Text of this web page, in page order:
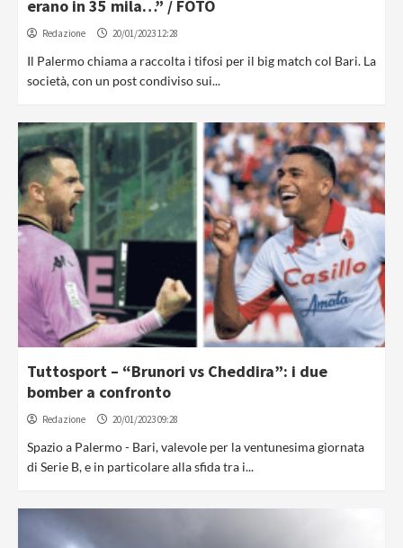
erano in 35 mila…” / FOTO
Redazione 20/01/2023 12:28
Il Palermo chiama a raccolta i tifosi per il big match col Bari. La
società, con un post condiviso sui...
Tuttosport – “Brunori vs Cheddira”: i due
bomber a confronto
Redazione 20/01/2023 09:28
Spazio a Palermo - Bari, valevole per la ventunesima giornata
di Serie B, e in particolare alla sfida tra i...